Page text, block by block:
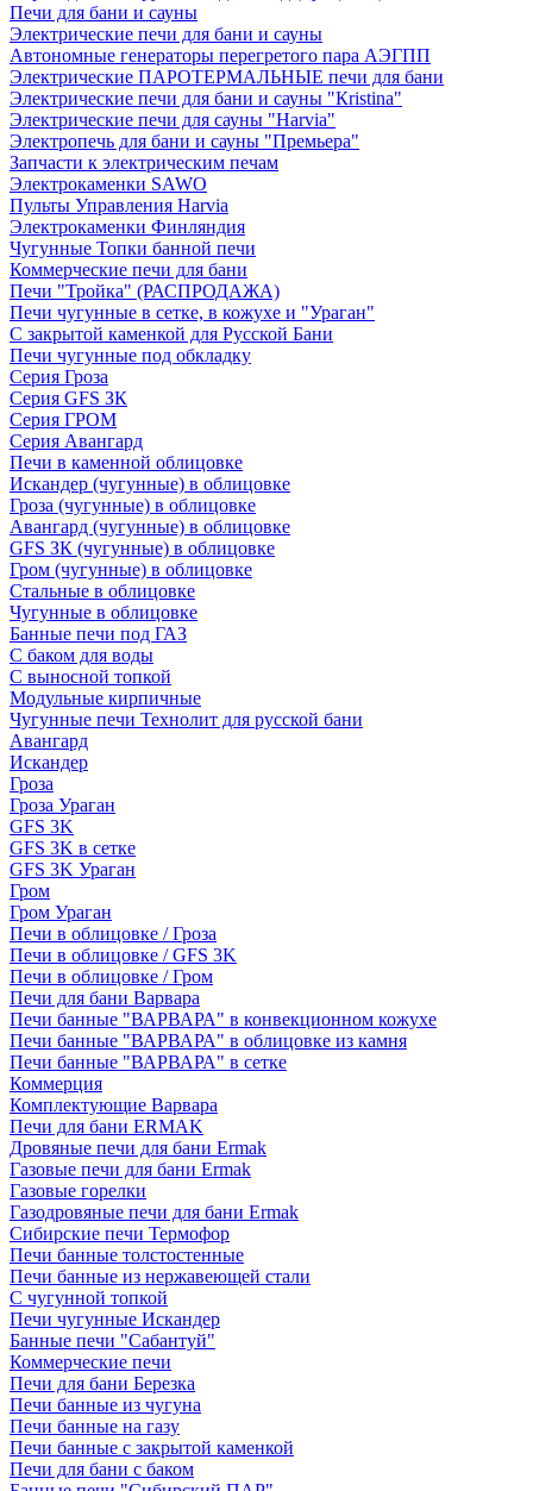
Печи для бани и сауны
Электрические печи для бани и сауны
Автономные генераторы перегретого пара АЭГПП
Электрические ПАРОТЕРМАЛЬНЫЕ печи для бани
Электрические печи для бани и сауны "Кristina"
Электрические печи для сауны "Harvia"
Электропечь для бани и сауны "Премьера"
Запчасти к электрическим печам
Электрокаменки SAWO
Пульты Управления Harvia
Электрокаменки Финляндия
Чугунные Топки банной печи
Коммерческие печи для бани
Печи "Тройка" (РАСПРОДАЖА)
Печи чугунные в сетке, в кожухе и "Ураган"
С закрытой каменкой для Русской Бани
Печи чугунные под обкладку
Серия Гроза
Серия GFS ЗК
Серия ГРОМ
Серия Авангард
Печи в каменной облицовке
Искандер (чугунные) в облицовке
Гроза (чугунные) в облицовке
Авангард (чугунные) в облицовке
GFS ЗК (чугунные) в облицовке
Гром (чугунные) в облицовке
Стальные в облицовке
Чугунные в облицовке
Банные печи под ГАЗ
С баком для воды
С выносной топкой
Модульные кирпичные
Чугунные печи Технолит для русской бани
Авангард
Искандер
Гроза
Гроза Ураган
GFS 3K
GFS 3K в сетке
GFS 3K Ураган
Гром
Гром Ураган
Печи в облицовке / Гроза
Печи в облицовке / GFS 3K
Печи в облицовке / Гром
Печи для бани Варвара
Печи банные "ВАРВАРА" в конвекционном кожухе
Печи банные "ВАРВАРА" в облицовке из камня
Печи банные "ВАРВАРА" в сетке
Коммерция
Комплектующие Варвара
Печи для бани ERMAK
Дровяные печи для бани Ermak
Газовые печи для бани Ermak
Газовые горелки
Газодровяные печи для бани Ermak
Сибирские печи Термофор
Печи банные толстостенные
Печи банные из нержавеющей стали
С чугунной топкой
Печи чугунные Искандер
Банные печи "Сабантуй"
Коммерческие печи
Печи для бани Березка
Печи банные из чугуна
Печи банные на газу
Печи банные с закрытой каменкой
Печи для бани с баком